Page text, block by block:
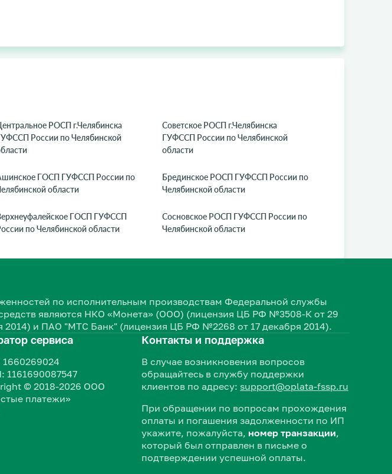
РОСП г.Челябинска
России по Челябинской
Советское РОСП г.Челябинска
ГУФССП России по Челябинской
области
ГОСП ГУФССП России по
области
Брединское РОСП ГУФССП России по
Челябинской области
ГОСП ГУФССП
по Челябинской области
Сосновское РОСП ГУФССП России по
Челябинской области
по исполнительным производствам Федеральной службы
являются НКО «Монета» (ООО) (лицензия ЦБ РФ №3508-К от 29
и ПАО "МТС Банк" (лицензия ЦБ РФ №2268 от 17 декабря 2014).
сервиса
1161690087547
© 2018-2026 ООО
платежи»
Контакты и поддержка
В случае возникновения вопросов
обращайтесь в службу поддержки
клиентов по адресу: support@oplata-fssp.ru
При обращении по вопросам прохождения
оплаты и погашения задолженности по ИП
укажите, пожалуйста, номер транзакции,
который был отправлен в письме о
подтверждении успешной оплаты.